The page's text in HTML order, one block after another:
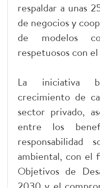
respaldar a unas
de negocios y
de modelos
respetuosos con
La iniciativa
crecimiento de
sector privado,
entre los
responsabilidad
ambiental, con el
Objetivos de